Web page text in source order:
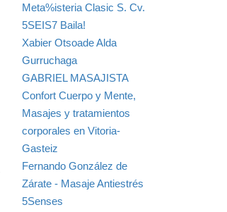
Meta%isteria Clasic S. Cv.
5SEIS7 Baila!
Xabier Otsoade Alda
Gurruchaga
GABRIEL MASAJISTA
Confort Cuerpo y Mente,
Masajes y tratamientos
corporales en Vitoria-
Gasteiz
Fernando González de
Zárate - Masaje Antiestrés
5Senses